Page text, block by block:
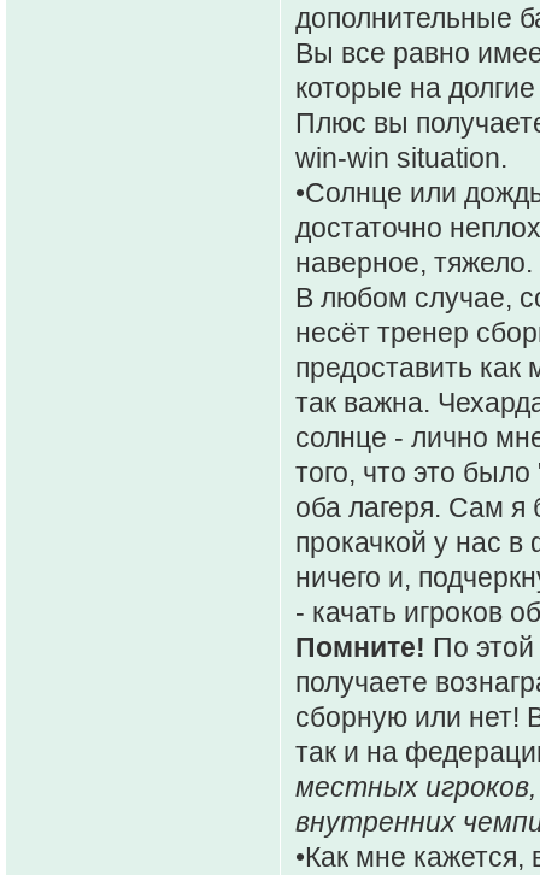
дополнительные
Вы все равно
которые на
Плюс вы
win-win situation.
•Солнце или
достаточно
наверное,
В любом случае,
несёт тренер
предоставить
так важна.
солнце - лично
того, что это
оба лагеря. Сам я
прокачкой у нас
ничего и,
- качать игроков
Помните! По этой
получаете
сборную или нет!
так и на
местных
внутренних
•Как мне